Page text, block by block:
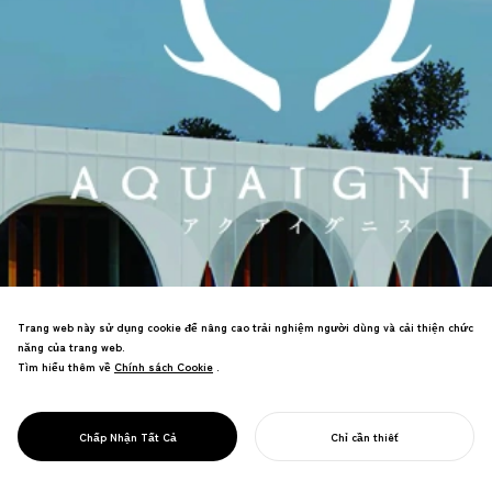
PROJECT
AQUAIGNIS
phức hợp nghỉ dưỡng tại Yunoyama
Onsen, tỉnh Mie.
Trang web này sử dụng cookie để nâng cao trải nghiệm người dùng và cải thiện chức
năng của trang web.
Tìm hiểu thêm về Chính sách Cookie
Chính sách Cookie .
Chấp Nhận Tất Cả Chỉ cần thiết